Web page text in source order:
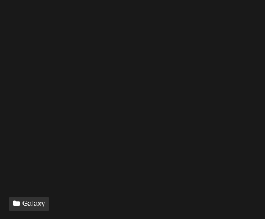
Galaxy